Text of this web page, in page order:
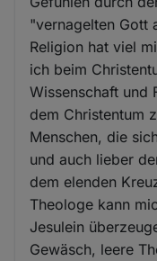
"vernagelten Gott
Religion hat viel
ich beim
Wissenschaft und
dem Christentum
Menschen, die
und auch lieber
dem elenden
Theologe kann
Jesulein
Gewäsch, leere